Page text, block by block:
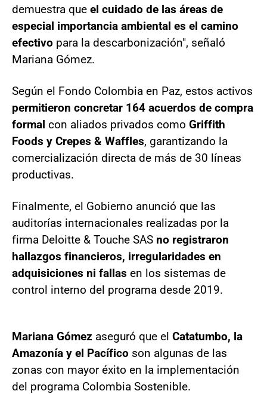
demuestra que el cuidado de las áreas de
especial importancia ambiental es el camino
efectivo para la descarbonización", señaló
Mariana Gómez.
Según el Fondo Colombia en Paz, estos activos
permitieron concretar 164 acuerdos de compra
formal con aliados privados como Griffith
Foods y Crepes & Waffles, garantizando la
comercialización directa de más de 30 líneas
productivas.
Finalmente, el Gobierno anunció que las
auditorías internacionales realizadas por la
firma Deloitte & Touche SAS no registraron
hallazgos financieros, irregularidades en
adquisiciones ni fallas en los sistemas de
control interno del programa desde 2019.
Mariana Gómez aseguró que el Catatumbo, la
Amazonía y el Pacífico son algunas de las
zonas con mayor éxito en la implementación
del programa Colombia Sostenible.